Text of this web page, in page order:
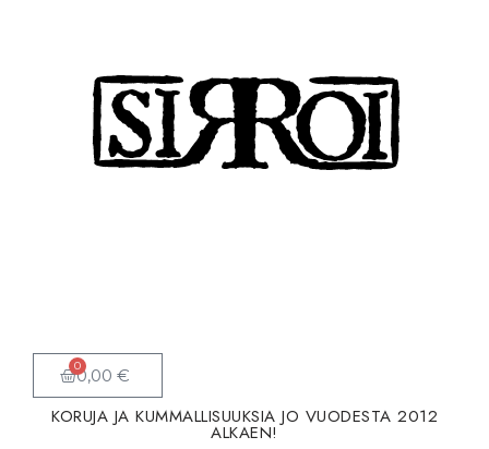
0,00 €
0
KORUJA JA KUMMALLISUUKSIA JO VUODESTA 2012
ALKAEN!